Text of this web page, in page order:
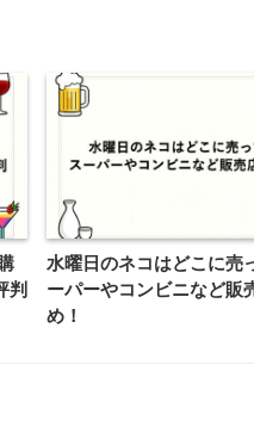
判
水曜日のネコはどこに売
ーパーやコンビニなど販
め！